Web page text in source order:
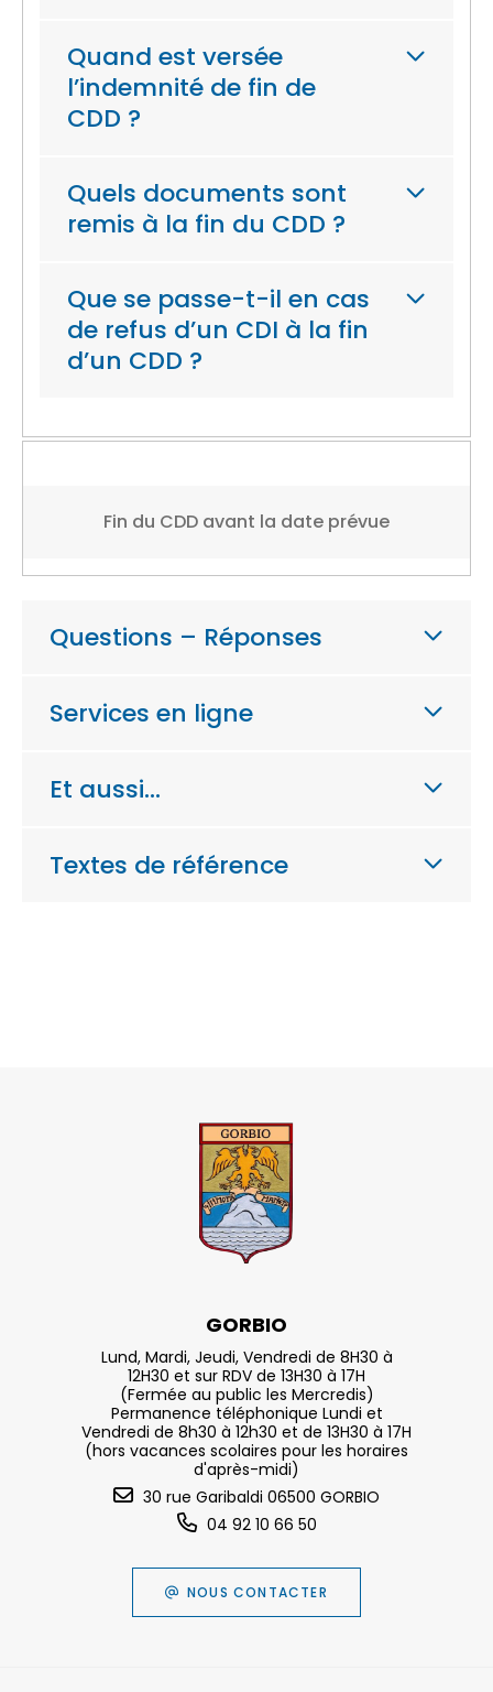
Quand est versée
l’indemnité de fin de
CDD ?
Quels documents sont
remis à la fin du CDD ?
Que se passe-t-il en cas
de refus d’un CDI à la fin
d’un CDD ?
Fin du CDD avant la date prévue
Questions – Réponses
Services en ligne
Et aussi…
Textes de référence
GORBIO
Lund, Mardi, Jeudi, Vendredi de 8H30 à
12H30 et sur RDV de 13H30 à 17H
(Fermée au public les Mercredis)
Permanence téléphonique Lundi et
Vendredi de 8h30 à 12h30 et de 13H30 à 17H
(hors vacances scolaires pour les horaires
d'après-midi)
30 rue Garibaldi 06500 GORBIO
04 92 10 66 50
NOUS CONTACTER